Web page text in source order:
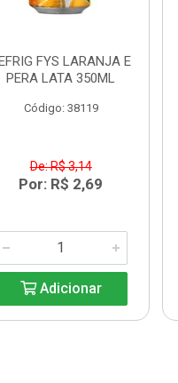
FYS LARANJA E
PERA LATA 350ML
Código: 38119
De: R$ 3,14
Por: R$ 2,69
Adicionar